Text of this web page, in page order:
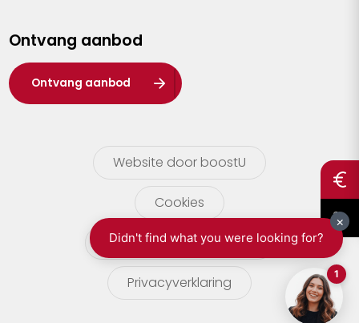
Waasland
Wuustwezel
Zoersel
Ontvang aanbod
Ontvang aanbod
Website door boostU
Cookies
gebruikersvoorwaarden
Privacyverklaring